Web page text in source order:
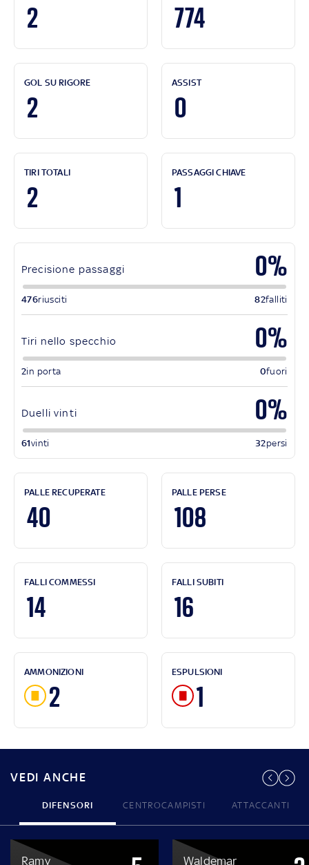
2 774
GOL SU RIGORE
2
ASSIST
0
TIRI TOTALI
2
PASSAGGI CHIAVE
1
Precisione passaggi 0%
476riusciti 82falliti
Tiri nello specchio 0%
2in porta 0fuori
Duelli vinti 0%
61vinti 32persi
PALLE RECUPERATE
40
PALLE PERSE
108
FALLI COMMESSI
14
FALLI SUBITI
16
AMMONIZIONI
2
ESPULSIONI
1
VEDI ANCHE
DIFENSORI CENTROCAMPISTI ATTACCANTI
Ramy Waldemar